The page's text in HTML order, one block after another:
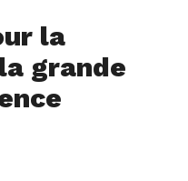
la
grande